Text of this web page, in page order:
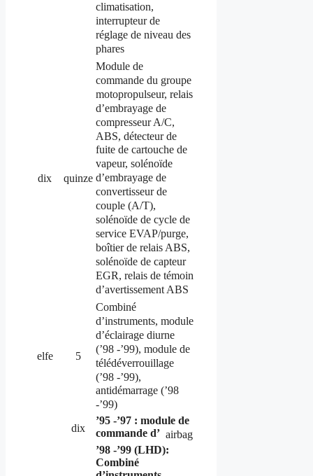
climatisation,
interrupteur de
réglage de niveau des
phares
dix quinze
Module de
commande du groupe
motopropulseur, relais
d’embrayage de
compresseur A/C,
ABS, détecteur de
fuite de cartouche de
vapeur, solénoïde
d’embrayage de
convertisseur de
couple (A/T),
solénoïde de cycle de
service EVAP/purge,
boîtier de relais ABS,
solénoïde de capteur
EGR, relais de témoin
d’avertissement ABS
elfe 5
Combiné
d’instruments, module
d’éclairage diurne
(’98 -’99), module de
télédéverrouillage
(’98 -’99),
antidémarrage (’98
-’99)
dix
’95 -’97 : module de
commande d’ airbag
’98 -’99 (LHD):
Combiné